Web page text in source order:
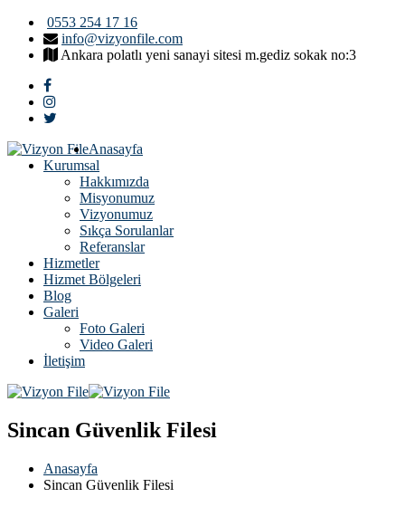
0553 254 17 16
info@vizyonfile.com
Ankara polatlı yeni sanayi sitesi m.gediz sokak no:3
Anasayfa
Kurumsal
Hakkımızda
Misyonumuz
Vizyonumuz
Sıkça Sorulanlar
Referanslar
Hizmetler
Hizmet Bölgeleri
Blog
Galeri
Foto Galeri
Video Galeri
İletişim
Sincan Güvenlik Filesi
Anasayfa
Sincan Güvenlik Filesi